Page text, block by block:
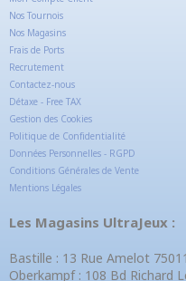
Nos Tournois
Nos Magasins
Frais de Ports
Recrutement
Contactez-nous
Détaxe - Free TAX
Gestion des Cookies
Politique de Confidentialité
Données Personnelles - RGPD
Conditions Générales de Vente
Mentions Légales
Les Magasins UltraJeux :
Bastille : 13 Rue Amelot
Oberkampf : 108 Bd Richard